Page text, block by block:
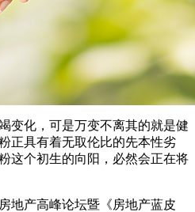
化，可是万变不离其的就是健
正具有着无取伦比的先本性劣
这个初生的向阳，必然会正在将
产高峰论坛暨《房地产蓝皮